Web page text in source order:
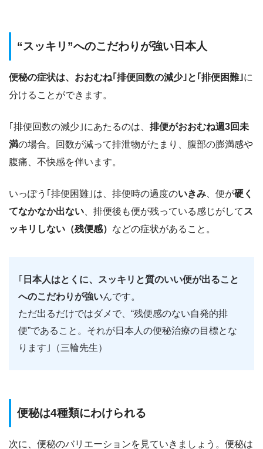
“スッキリ”へのこだわりが強い日本人
便秘の症状は、おおむね｢排便回数の減少｣と｢排便困難｣に
分けることができます。
｢排便回数の減少｣にあたるのは、 排便がおおむね週3回未
満の場合。回数が減って排泄物がたまり、腹部の膨満感や
腹痛、不快感を伴います。
いっぽう｢排便困難｣は、排便時の過度のいきみ 、便が硬く
てなかなか出ない 、排便後も便が残っている感じがして ス
ッキリしない（残便感） などの症状があること。
｢ 日本人はとくに、スッキリと質のいい便が出ること
へのこだわりが強いんです。
ただ出るだけではダメで、“残便感のない自発的排
便”であること。それが日本人の便秘治療の目標とな
ります｣（三輪先生）
便秘は4種類にわけられる
次に、便秘のバリエーションを見ていきましょう。便秘は